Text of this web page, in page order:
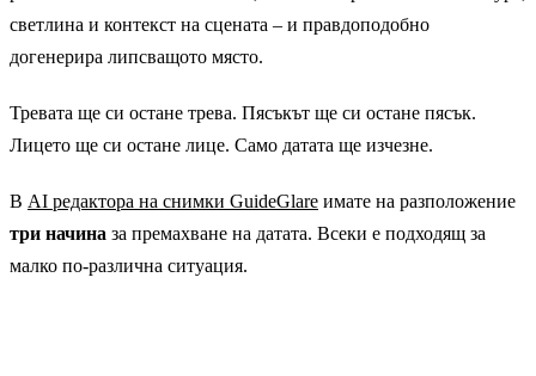
светлина и контекст на сцената – и правдоподобно
догенерира липсващото място.
Тревата ще си остане трева. Пясъкът ще си остане пясък.
Лицето ще си остане лице. Само датата ще изчезне.
В AI редактора на снимки GuideGlare имате на разположение
три начина за премахване на датата. Всеки е подходящ за
малко по-различна ситуация.